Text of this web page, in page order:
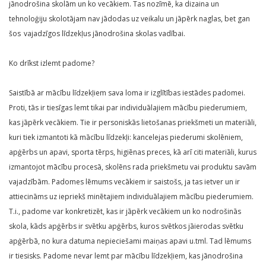
jānodrošina skolām un ko vecākiem. Tas nozīmē, ka dizaina un
tehnoloģiju skolotājam nav jādodas uz veikalu un jāpērk naglas, bet gan
šos vajadzīgos līdzekļus jānodrošina skolas vadībai.
Ko drīkst izlemt padome?
Saistībā ar mācību līdzekļiem sava loma ir izglītības iestādes padomei.
Proti, tās ir tiesīgas lemt tikai par individuālajiem mācību piederumiem,
kas jāpērk vecākiem. Tie ir personiskās lietošanas priekšmeti un materiāli,
kuri tiek izmantoti kā mācību līdzekļi: kancelejas piederumi skolēniem,
apģērbs un apavi, sporta tērps, higiēnas preces, kā arī citi materiāli, kurus
izmantojot mācību procesā, skolēns rada priekšmetu vai produktu savām
vajadzībām. Padomes lēmums vecākiem ir saistošs, ja tas ietver un ir
attiecināms uz iepriekš minētajiem individuālajiem mācību piederumiem.
T.i., padome var konkretizēt, kas ir jāpērk vecākiem un ko nodrošinās
skola, kāds apģērbs ir svētku apģērbs, kuros svētkos jāierodas svētku
apģērbā, no kura datuma nepieciešami maiņas apavi u.tml. Tad lēmums
ir tiesisks. Padome nevar lemt par mācību līdzekļiem, kas jānodrošina